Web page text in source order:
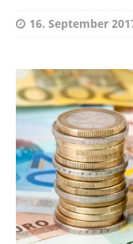
16. September